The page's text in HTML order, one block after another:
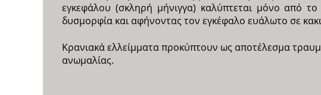
εγκεφάλου (σκληρή μήνιγγα) καλύπτεται μόνο από
δυσμορφία και αφήνοντας τον εγκέφαλο ευάλωτο σε
Κρανιακά ελλείμματα προκύπτουν ως αποτέλεσμα
ανωμαλίας.